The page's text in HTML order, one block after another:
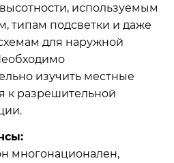
используемым
типам подсветки и даже
для наружной
изучить местные
к разрешительной
многонационален,